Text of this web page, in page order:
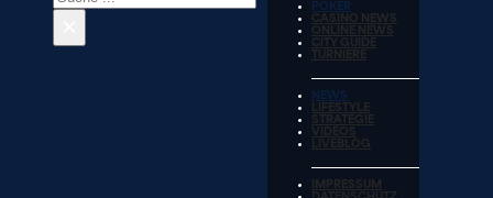
POKER
CASINO NEWS
ONLINE NEWS
CITY GUIDE
TURNIERE
NEWS
LIFESTYLE
STRATEGIE
VIDEOS
LIVEBLOG
IMPRESSUM